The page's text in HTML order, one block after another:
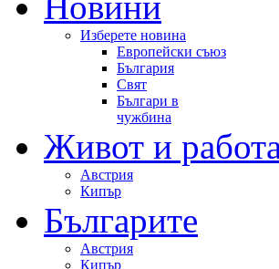
Изберете новина
Европейски съюз
България
Свят
Българи в
чужбина
Живот и
Австрия
Кипър
Българите
Австрия
Кипър